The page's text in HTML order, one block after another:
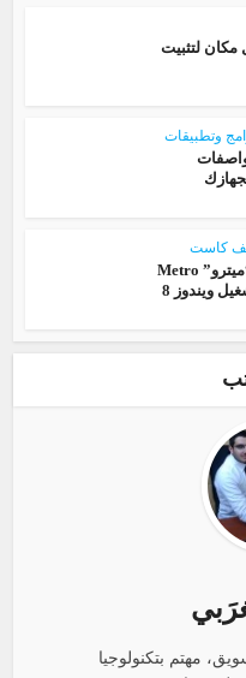
مكان لتثبيت
وتطبيقات
كاست
مراجعة لواجهة “ميترو” Metro
الخاصة بنظام تشغيل ويندوز 8
مهتم بتكنولوجيا